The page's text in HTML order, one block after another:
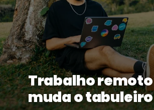
Trabalho remoto
muda o tabuleiro